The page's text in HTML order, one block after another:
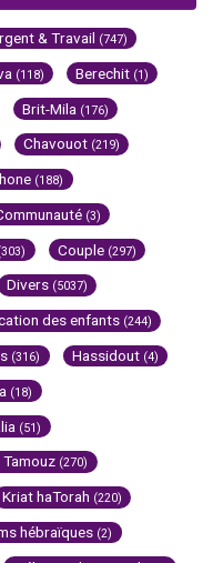
& Travail (747)
(118) Berechit (1)
Brit-Mila (176)
Chavouot (219)
(188)
(3)
Couple (297)
Divers (5037)
des enfants (244)
(316) Hassidout (4)
(18)
(51)
(270)
Kriat haTorah (220)
hébraïques (2)